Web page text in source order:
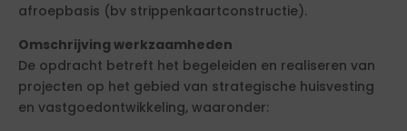
afroepbasis (bv strippenkaartconstructie).
Omschrijving werkzaamheden
De opdracht betreft het begeleiden en realiseren van
projecten op het gebied van strategische huisvesting
en vastgoedontwikkeling, waaronder: